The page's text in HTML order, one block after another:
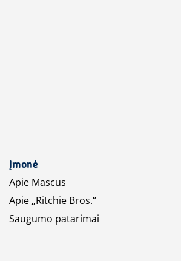
Įmonė
Apie Mascus
Apie „Ritchie Bros.“
Saugumo patarimai